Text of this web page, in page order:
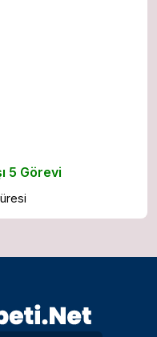
5 Görevi